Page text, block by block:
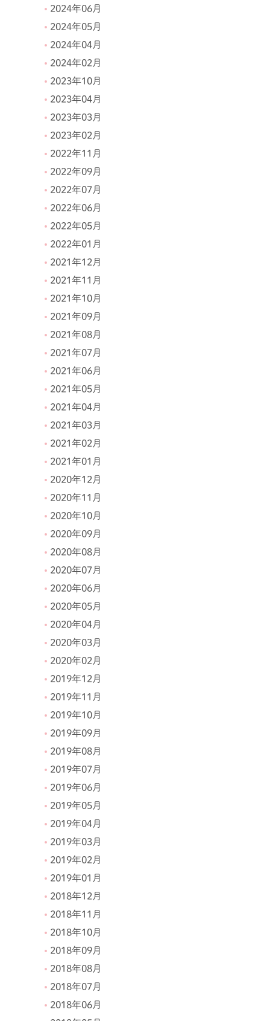
2024年06月
2024年05月
2024年04月
2024年02月
2023年10月
2023年04月
2023年03月
2023年02月
2022年11月
2022年09月
2022年07月
2022年06月
2022年05月
2022年01月
2021年12月
2021年11月
2021年10月
2021年09月
2021年08月
2021年07月
2021年06月
2021年05月
2021年04月
2021年03月
2021年02月
2021年01月
2020年12月
2020年11月
2020年10月
2020年09月
2020年08月
2020年07月
2020年06月
2020年05月
2020年04月
2020年03月
2020年02月
2019年12月
2019年11月
2019年10月
2019年09月
2019年08月
2019年07月
2019年06月
2019年05月
2019年04月
2019年03月
2019年02月
2019年01月
2018年12月
2018年11月
2018年10月
2018年09月
2018年08月
2018年07月
2018年06月